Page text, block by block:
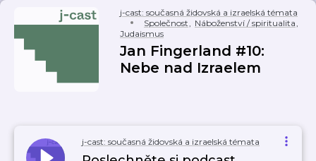
j-cast: současná židovská a izraelská témata
Společnost, Náboženství / spiritualita,
Judaismus
Jan Fingerland #10:
Nebe nad Izraelem
j-cast: současná židovská a izraelská témata